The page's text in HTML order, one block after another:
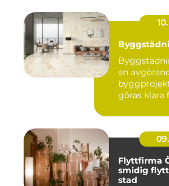
en
göras klara
Flyttfirma
smidig
stad